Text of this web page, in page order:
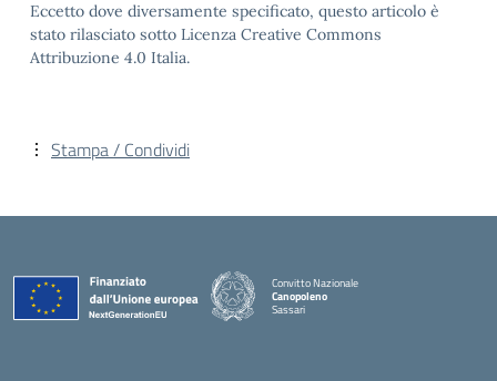
Eccetto dove diversamente specificato, questo articolo è
stato rilasciato sotto Licenza Creative Commons
Attribuzione 4.0 Italia.
Stampa / Condividi
Convitto Nazionale
Canopoleno
Sassari